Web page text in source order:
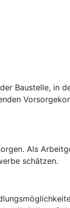
Baustelle, in
Als
schätzen.